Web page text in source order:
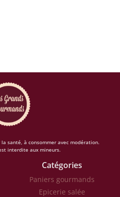
la santé, à consommer avec modération.
interdite aux mineurs.
Catégories
Paniers gourmands
Epicerie salée